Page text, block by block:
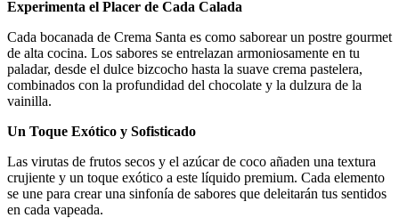
Experimenta el Placer de Cada Calada
Cada bocanada de Crema Santa es como saborear un postre gourmet
de alta cocina. Los sabores se entrelazan armoniosamente en tu
paladar, desde el dulce bizcocho hasta la suave crema pastelera,
combinados con la profundidad del chocolate y la dulzura de la
vainilla.
Un Toque Exótico y Sofisticado
Las virutas de frutos secos y el azúcar de coco añaden una textura
crujiente y un toque exótico a este líquido premium. Cada elemento
se une para crear una sinfonía de sabores que deleitarán tus sentidos
en cada vapeada.